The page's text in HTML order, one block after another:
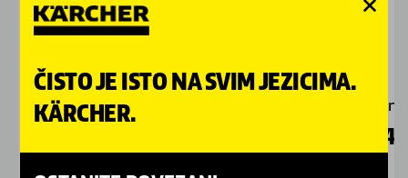
Filter kese od flisa, 10 x , T/10 i T/12
ČISTO JE ISTO NA SVIM JEZICIMA.
KÄRCHER.